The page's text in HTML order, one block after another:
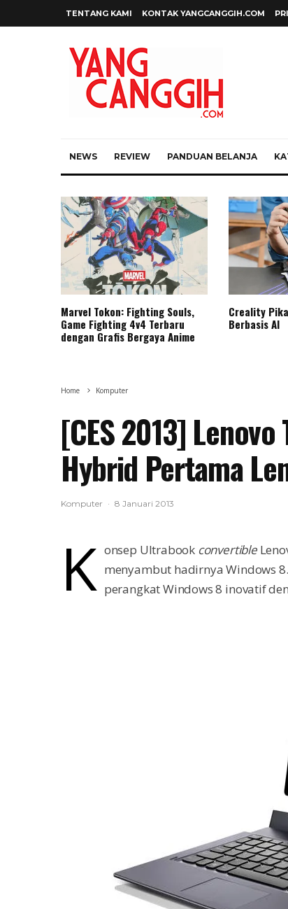
TENTANG KAMI KONTAK YANGCANGGIH.COM
NEWS REVIEW PANDUAN BELANJA
Marvel Tokon: Fighting Souls,
Game Fighting 4v4 Terbaru
dengan Grafis Bergaya Anime
Creality
Berbasis AI
Home Komputer
[CES 2013]
Hybrid Pertama
Komputer · 8 Januari 2013
K onsep Ultrabook convertible
menyambut hadirnya Windows
perangkat Windows 8 inovatif